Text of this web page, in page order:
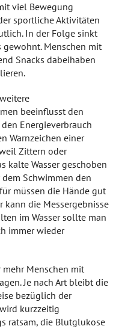
viel Bewegung
sportliche Aktivitäten
In der Folge sinkt
Menschen mit
Snacks dabeihaben
beeinflusst den
Energieverbrauch
Warnzeichen einer
Zittern oder
kalte Wasser geschoben
Schwimmen den
müssen die Hände gut
kann die Messergebnisse
im Wasser sollte man
immer wieder
Menschen mit
Je nach Art bleibt die
bezüglich der
kurzzeitig
ratsam, die Blutglukose